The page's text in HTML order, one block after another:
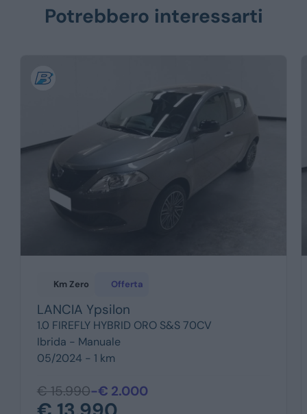
Potrebbero interessarti
Km Zero Offerta
LANCIA Ypsilon
1.0 FIREFLY HYBRID ORO S&S 70CV
Ibrida - Manuale
05/2024 - 1 km
€ 15.990-€ 2.000